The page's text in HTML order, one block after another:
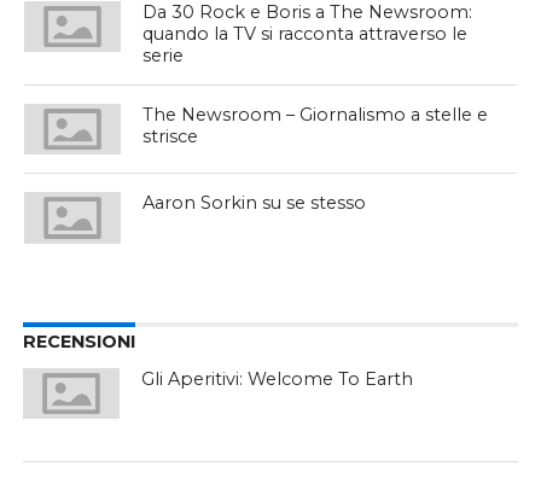
Da 30 Rock e Boris a The Newsroom:
quando la TV si racconta attraverso le
serie
The Newsroom – Giornalismo a stelle e
strisce
Aaron Sorkin su se stesso
RECENSIONI
Gli Aperitivi: Welcome To Earth